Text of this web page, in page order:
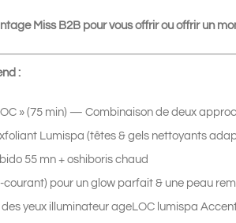
Miss B2B pour vous offrir ou offrir un
:
» (75 min) — Combinaison de deux
Lumispa (têtes & gels nettoyants
55 mn + oshiboris chaud
courant) pour un glow parfait & une peau
des yeux illuminateur ageLOC lumispa